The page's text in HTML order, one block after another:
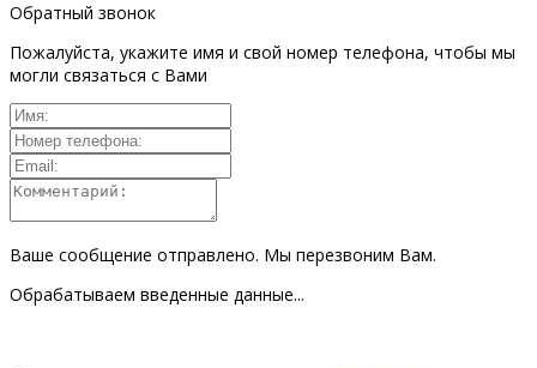
Обратный звонок
Пожалуйста, укажите имя и свой номер телефона, чтобы мы
могли связаться с Вами
Ваше сообщение отправлено. Мы перезвоним Вам.
Обрабатываем введенные данные...